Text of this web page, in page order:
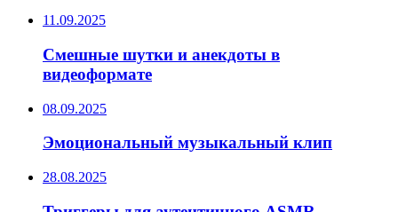
11.09.2025
Смешные шутки и анекдоты в
видеоформате
08.09.2025
Эмоциональный музыкальный клип
28.08.2025